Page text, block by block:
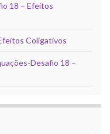
18 – Efeitos
Coligativos
Desafio 18 –